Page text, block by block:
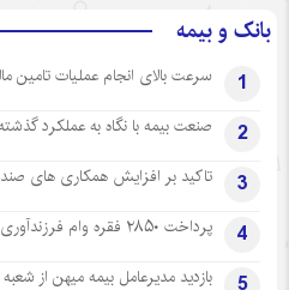
بانک و بیمه
1 سرعت بالای انجام عملیات
2 صنعت بیمه با نگاه به عملکرد
3 تاکید بر افزایش همکاری های
4 پرداخت ۲۸۵۰ فقره وام فرزندآوری توسط موسسه اعتباری ملل
بازدید مدیرعامل بیمه میهن از